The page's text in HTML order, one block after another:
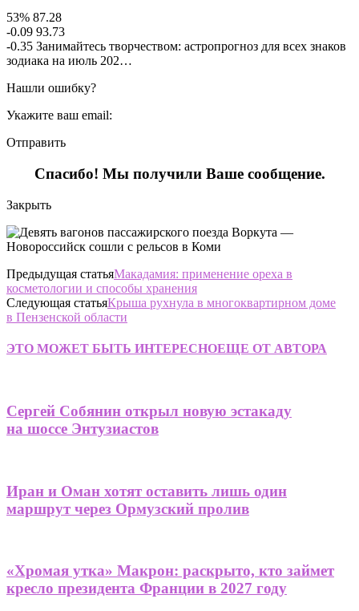
53% 87.28
-0.09 93.73
-0.35 Занимайтесь творчеством: астропрогноз для всех знаков
зодиака на июль 202…
Нашли ошибку?
Укажите ваш email:
Отправить
Спасибо! Мы получили Ваше сообщение.
Закрыть
Предыдущая статьяМакадамия: применение ореха в
косметологии и способы хранения
Следующая статьяКрыша рухнула в многоквартирном доме
в Пензенской области
ЭТО МОЖЕТ БЫТЬ ИНТЕРЕСНОЕЩЕ ОТ АВТОРА
Сергей Собянин открыл новую эстакаду
на шоссе Энтузиастов
Иран и Оман хотят оставить лишь один
маршрут через Ормузский пролив
«Хромая утка» Макрон: раскрыто, кто займет
кресло президента Франции в 2027 году